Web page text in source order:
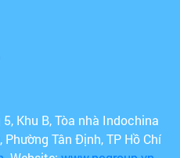
5, Khu B, Tòa nhà Indochina
Tân Định, TP Hồ Chí